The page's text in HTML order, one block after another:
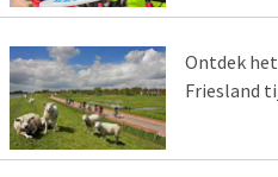
Ontdek
Friesland